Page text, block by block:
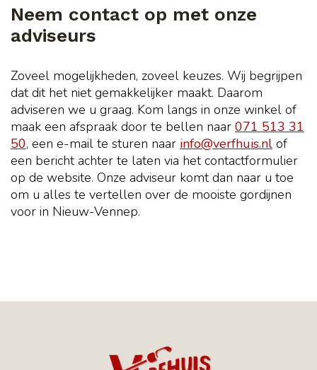
Neem contact op met onze
adviseurs
Zoveel mogelijkheden, zoveel keuzes. Wij begrijpen
dat dit het niet gemakkelijker maakt. Daarom
adviseren we u graag. Kom langs in onze winkel of
maak een afspraak door te bellen naar 071 513 31
50, een e-mail te sturen naar info@verfhuis.nl of
een bericht achter te laten via het contactformulier
op de website. Onze adviseur komt dan naar u toe
om u alles te vertellen over de mooiste gordijnen
voor in Nieuw-Vennep.